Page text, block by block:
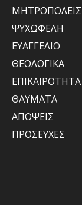
ΜΗΤΡΟΠΟΛΕΙΣ
ΨΥΧΩΦΕΛΗ
ΕΥΑΓΓΕΛΙΟ
ΘΕΟΛΟΓΙΚΑ
ΕΠΙΚΑΙΡΟΤΗΤΑ
ΘΑΥΜΑΤΑ
ΑΠΟΨΕΙΣ
ΠΡΟΣΕΥΧΕΣ